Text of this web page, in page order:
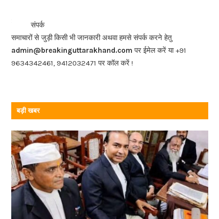
b
o
o
k
संपर्क
समाचारों से जुड़ी किसी भी जानकारी अथवा हमसे संपर्क करने हेतु
admin@breakinguttarakhand.com पर ईमेल करें या +91
9634342461, 9412032471 पर कॉल करें !
बड़ी खबर